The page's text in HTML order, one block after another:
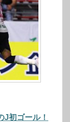
J初ゴール！